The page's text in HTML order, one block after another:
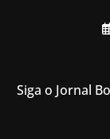
Siga o Jornal